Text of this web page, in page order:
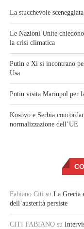
La stucchevole
Le Nazioni Unite
la crisi climatica
Putin e Xi si incontrano
Usa
Putin visita Mariupol per
Kosovo e Serbia
normalizzazione dell’UE
Fabiano Citi su La Grecia
dell’austerità persiste
CITI FABIANO su